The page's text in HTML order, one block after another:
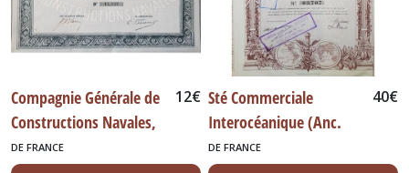
Compagnie Générale de
Constructions Navales,
1918
12€
DE FRANCE
Sté Commerciale
Interocéanique (Anc.
Maison Ch. Kronheimer)
40€
DE FRANCE